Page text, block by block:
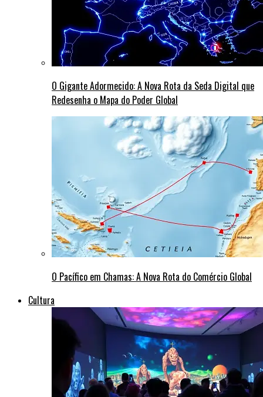
O Gigante Adormecido: A Nova Rota da Seda Digital que
Redesenha o Mapa do Poder Global
O Pacífico em Chamas: A Nova Rota do Comércio Global
Cultura